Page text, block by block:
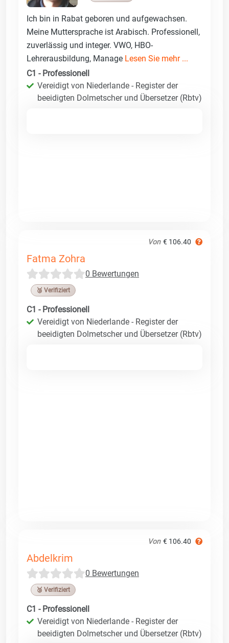
Ich bin in Rabat geboren und aufgewachsen.
Meine Muttersprache ist Arabisch. Professionell,
zuverlässig und integer. VWO, HBO-
Lehrerausbildung, Manage Lesen Sie mehr ...
C1 - Professionell
Vereidigt von Niederlande - Register der
beeidigten Dolmetscher und Übersetzer (Rbtv)
Von € 106.40
Fatma Zohra
0 Bewertungen
🥉 Verifiziert
C1 - Professionell
Vereidigt von Niederlande - Register der
beeidigten Dolmetscher und Übersetzer (Rbtv)
Von € 106.40
Abdelkrim
0 Bewertungen
🥉 Verifiziert
C1 - Professionell
Vereidigt von Niederlande - Register der
beeidigten Dolmetscher und Übersetzer (Rbtv)